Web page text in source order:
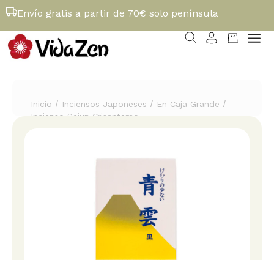
Envío gratis a partir de 70€ solo península
Inicio / Inciensos Japoneses / En Caja Grande /
Incienso Seiun Crisantemo